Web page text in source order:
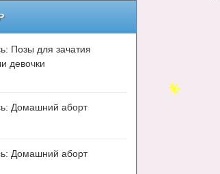
Позы для зачатия
девочки
Домашний аборт
Домашний аборт